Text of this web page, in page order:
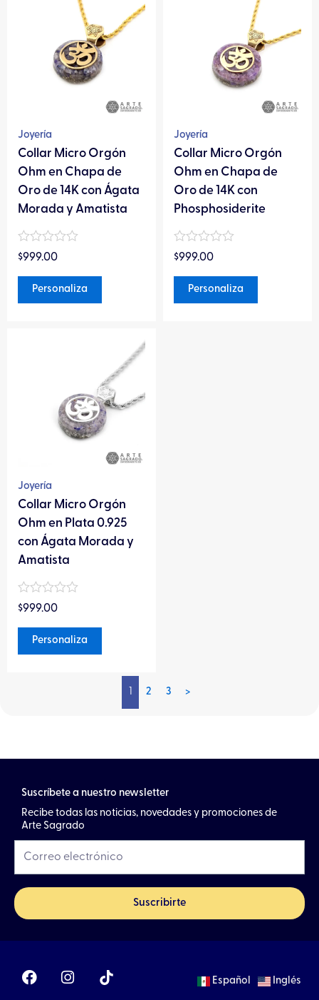
Joyería
Collar Micro Orgón
Ohm en Chapa de
Oro de 14K con Ágata
Morada y Amatista
$999.00
Personaliza
producto
tiene
múltiples
variantes.
se
elegir
en
la
página
Valorado
en
0
Joyería
Collar Micro Orgón
Ohm en Chapa de
Oro de 14K con
Phosphosiderite
$999.00
Personaliza
producto
múltiples
variantes.
Las
se
elegir
en
página
Valorado
en
0
Joyería
Collar Micro Orgón
Ohm en Plata 0.925
con Ágata Morada y
Amatista
$999.00
Personaliza
producto
tiene
múltiples
variantes.
Las
se
elegir
en
la
Valorado
en
0
1 2 3 >
Suscríbete a nuestro newsletter
Recibe todas las noticias, novedades y promociones de
Arte Sagrado
Suscribirte
F
a
I
n
Español Inglés